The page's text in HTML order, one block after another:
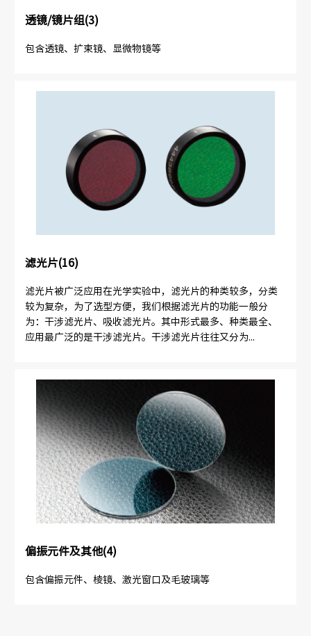
透镜/镜片组(3)
包含透镜、扩束镜、显微物镜等
滤光片(16)
滤光片被广泛应用在光学实验中，滤光片的种类较多，分类
较为复杂，为了选型方便，我们根据滤光片的功能一般分
为：干涉滤光片、吸收滤光片。其中形式最多、种类最全、
应用最广泛的是干涉滤光片。干涉滤光片往往又分为...
偏振元件及其他(4)
包含偏振元件、棱镜、激光窗口及毛玻璃等